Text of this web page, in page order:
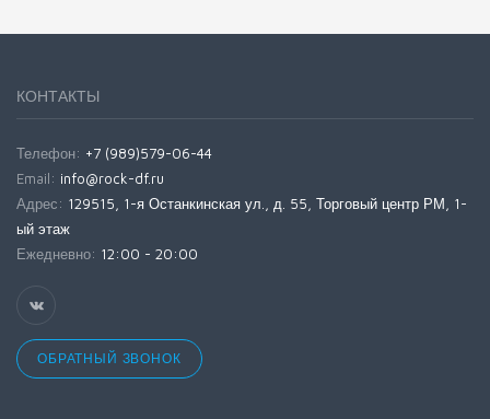
КОНТАКТЫ
Телефон: +7 (989)579-06-44
Email: info@rock-df.ru
Адрес: 129515, 1-я Останкинская ул., д. 55, Торговый центр РМ, 1-
ый этаж
Ежедневно: 12:00 - 20:00
ОБРАТНЫЙ ЗВОНОК